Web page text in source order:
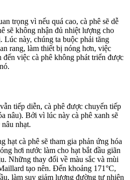
trọng vì nếu quá cao, cà phê sẽ dễ
sẽ không nhận đủ nhiệt lượng cho
Lúc này, chúng ta buộc phải tăng
rang, làm thiết bị nóng hơn, việc
đến việc cà phê không phát triển được
tiếp diễn, cà phê được chuyển tiếp
nâu). Bởi vì lúc này cà phê xanh sẽ
nhạt.
hạt cà phê sẽ tham gia phản ứng hóa
hơi nước làm cho hạt bắt đầu giãn
Những thay đổi về màu sắc và mùi
tạo nên. Đến khoảng 171°C,
làm suy giảm lượng đường tự nhiên